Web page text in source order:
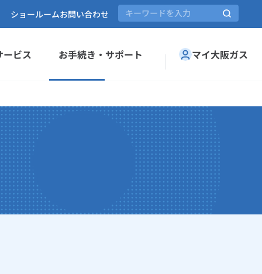
ービス お手続き・サポート マイ大阪ガス
ショールームお問い合わせ